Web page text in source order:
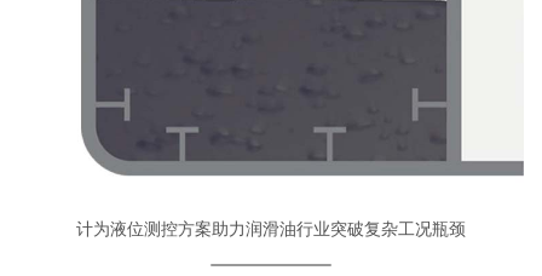
计为液位测控方案助力润滑油行业突破复杂工况瓶颈